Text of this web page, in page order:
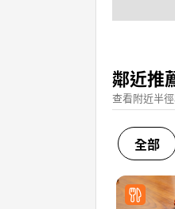
鄰近推
查看附近半
全部